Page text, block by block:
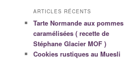
ARTICLES RÉCENTS
Tarte Normande aux pommes
caramélisées ( recette de
Stéphane Glacier MOF )
Cookies rustiques au Muesli